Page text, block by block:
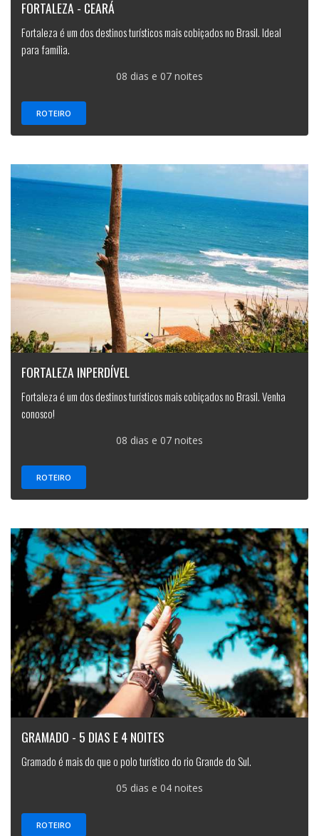
FORTALEZA - CEARÁ
Fortaleza é um dos destinos turísticos mais cobiçados no Brasil. Ideal
para família.
08 dias e 07 noites
ROTEIRO
FORTALEZA INPERDÍVEL
Fortaleza é um dos destinos turísticos mais cobiçados no Brasil. Venha
conosco!
08 dias e 07 noites
ROTEIRO
GRAMADO - 5 DIAS E 4 NOITES
Gramado é mais do que o polo turístico do rio Grande do Sul.
05 dias e 04 noites
ROTEIRO